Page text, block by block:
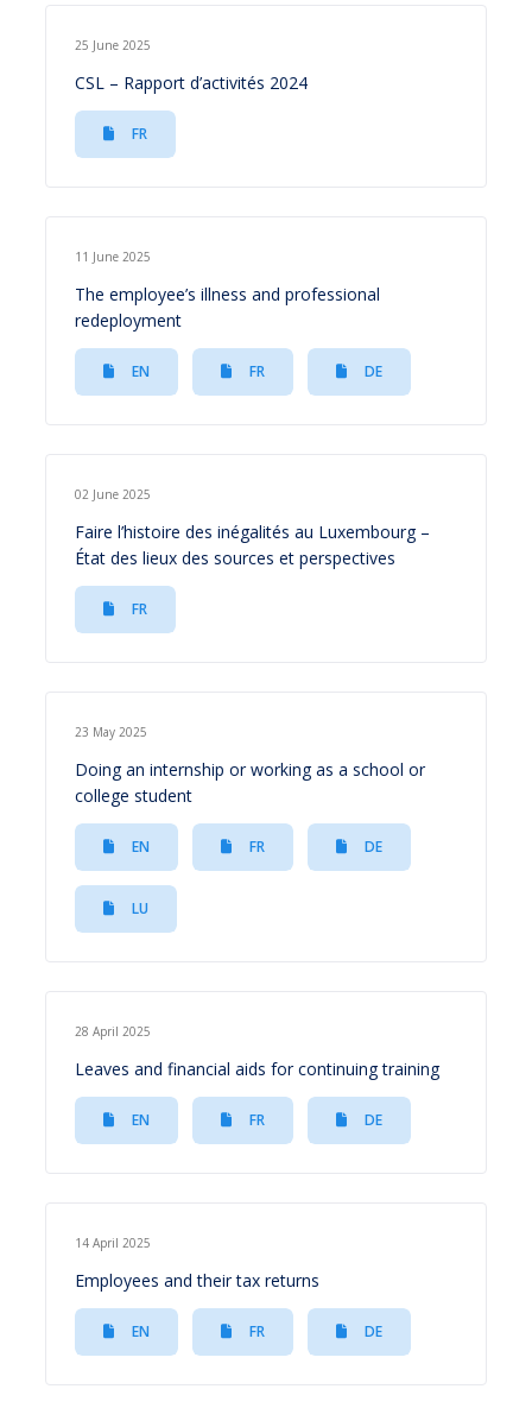
25 June 2025
CSL – Rapport d’activités 2024
FR
11 June 2025
The employee’s illness and professional
redeployment
EN FR DE
02 June 2025
Faire l’histoire des inégalités au Luxembourg –
État des lieux des sources et perspectives
FR
23 May 2025
Doing an internship or working as a school or
college student
EN FR DE
LU
28 April 2025
Leaves and financial aids for continuing training
EN FR DE
14 April 2025
Employees and their tax returns
EN FR DE